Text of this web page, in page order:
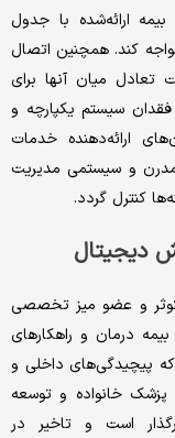
ارائه‌شده با جدول
کند. همچنین اتصال
تعادل میان آنها برای
سیستم یکپارچه و
ارائه‌دهنده خدمات
و سیستمی مدیریت
کنترل گردد.
دیجیتال
و عضو میز تخصصی
درمان و راهکارهای
پیچیدگی‌های داخلی و
پزشک خانواده و توسعه
است و تاخیر در